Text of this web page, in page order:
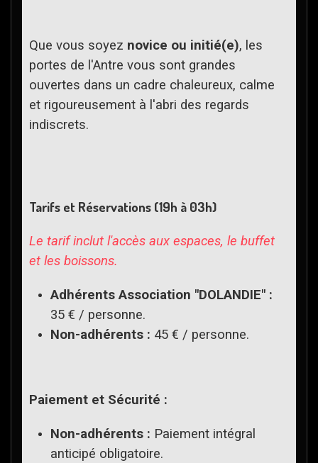
Que vous soyez novice ou initié(e), les
portes de l'Antre vous sont grandes
ouvertes dans un cadre chaleureux, calme
et rigoureusement à l'abri des regards
indiscrets.
Tarifs et Réservations (19h à 03h)
Le tarif inclut l'accès aux espaces, le buffet
et les boissons.
Adhérents Association "DOLANDIE" :
35 € / personne.
Non-adhérents : 45 € / personne.
Paiement et Sécurité :
Non-adhérents : Paiement intégral
anticipé obligatoire.